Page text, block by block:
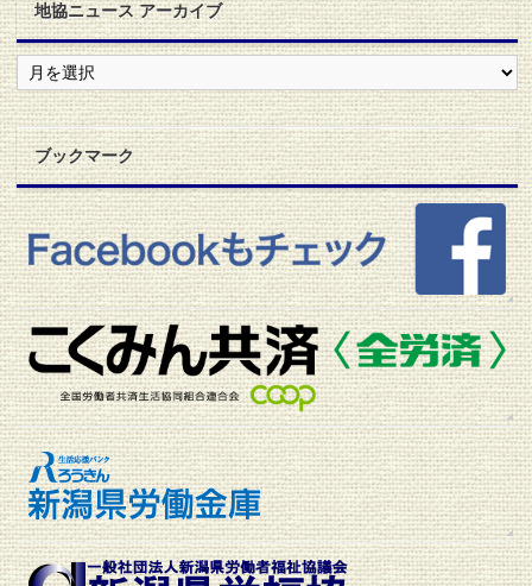
地協ニュース アーカイブ
地
協
ニ
ュ
ー
ス
ア
ー
カ
イ
ブ
ブックマーク